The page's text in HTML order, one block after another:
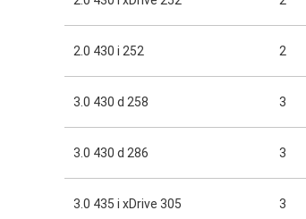
2.0 430 i 252 2
3.0 430 d 258 3
3.0 430 d 286 3
3.0 435 i xDrive 305 3